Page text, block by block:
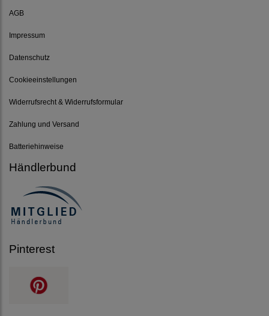
AGB
Impressum
Datenschutz
Cookieeinstellungen
Widerrufsrecht & Widerrufsformular
Zahlung und Versand
Batteriehinweise
Händlerbund
Pinterest